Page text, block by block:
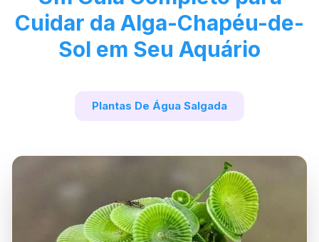
Cuidar da Alga-Chapéu-de-
Sol em Seu Aquário
Plantas De Água Salgada